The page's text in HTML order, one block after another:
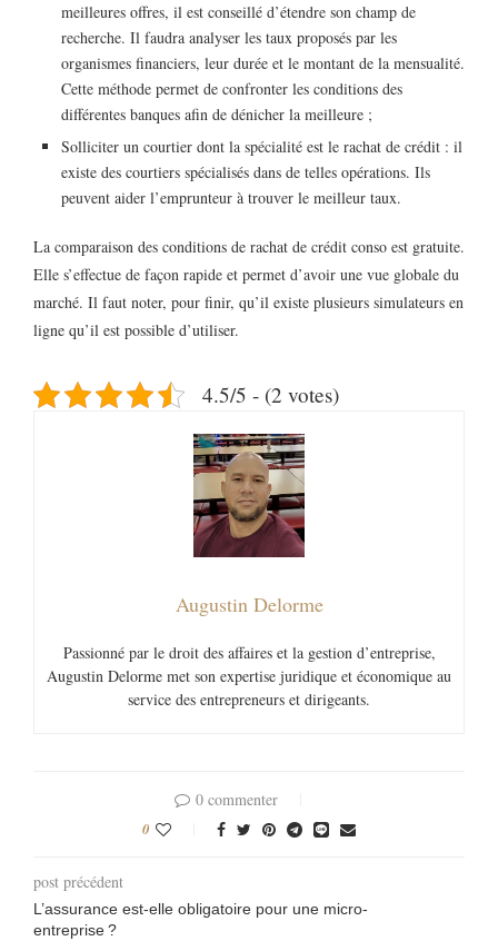
meilleures offres, il est conseillé d’étendre son champ de
recherche. Il faudra analyser les taux proposés par les
organismes financiers, leur durée et le montant de la mensualité.
Cette méthode permet de confronter les conditions des
différentes banques afin de dénicher la meilleure ;
Solliciter un courtier dont la spécialité est le rachat de crédit : il
existe des courtiers spécialisés dans de telles opérations. Ils
peuvent aider l’emprunteur à trouver le meilleur taux.
La comparaison des conditions de rachat de crédit conso est gratuite.
Elle s’effectue de façon rapide et permet d’avoir une vue globale du
marché. Il faut noter, pour finir, qu’il existe plusieurs simulateurs en
ligne qu’il est possible d’utiliser.
4.5/5 - (2 votes)
Augustin Delorme
Passionné par le droit des affaires et la gestion d’entreprise,
Augustin Delorme met son expertise juridique et économique au
service des entrepreneurs et dirigeants.
0 commenter
0
post précédent
L’assurance est-elle obligatoire pour une micro-
entreprise ?